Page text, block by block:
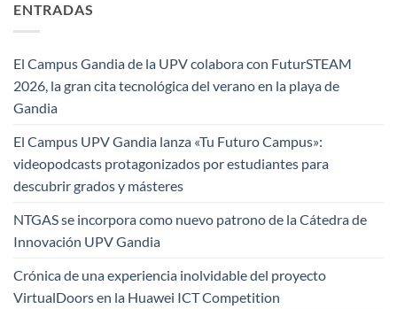
ENTRADAS
El Campus Gandia de la UPV colabora con FuturSTEAM
2026, la gran cita tecnológica del verano en la playa de
Gandia
El Campus UPV Gandia lanza «Tu Futuro Campus»:
videopodcasts protagonizados por estudiantes para
descubrir grados y másteres
NTGAS se incorpora como nuevo patrono de la Cátedra de
Innovación UPV Gandia
Crónica de una experiencia inolvidable del proyecto
VirtualDoors en la Huawei ICT Competition